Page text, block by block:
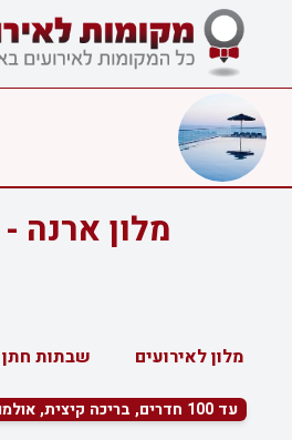
מלון ארנה
מלון לאירועים שבתות חתן
עד 100 חדרים, בריכה קיצית, אולמות מ 40-100 משתתפים